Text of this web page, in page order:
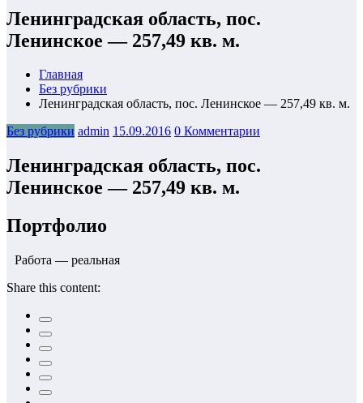
Ленинградская область, пос.
Ленинское — 257,49 кв. м.
Главная
Без рубрики
Ленинградская область, пос. Ленинское — 257,49 кв. м.
Без рубрики admin 15.09.2016 0 Комментарии
Ленинградская область, пос.
Ленинское — 257,49 кв. м.
Портфолио
Работа — реальная
Share this content: